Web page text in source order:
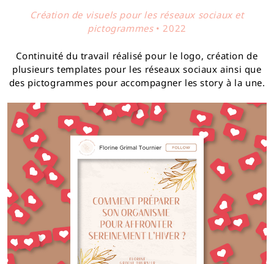
Création de visuels pour les réseaux sociaux et
pictogrammes• 2022
Continuité du travail réalisé pour le logo, création de
plusieurs templates pour les réseaux sociaux ainsi que
des pictogrammes pour accompagner les story à la une.